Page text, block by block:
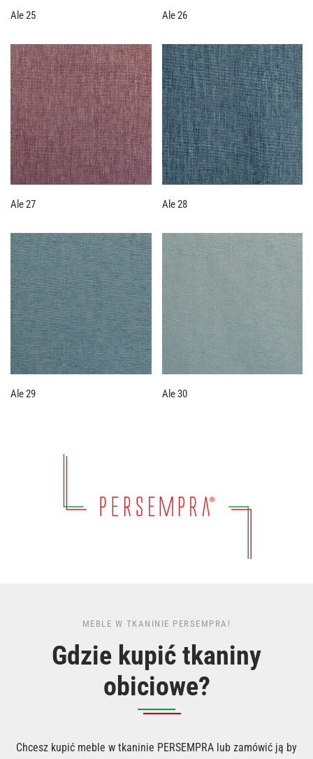
Ale 25 Ale 26
Ale 27 Ale 28
Ale 29 Ale 30
MEBLE W TKANINIE PERSEMPRA!
Gdzie kupić tkaniny
obiciowe?
Chcesz kupić meble w tkaninie PERSEMPRA lub zamówić ją by